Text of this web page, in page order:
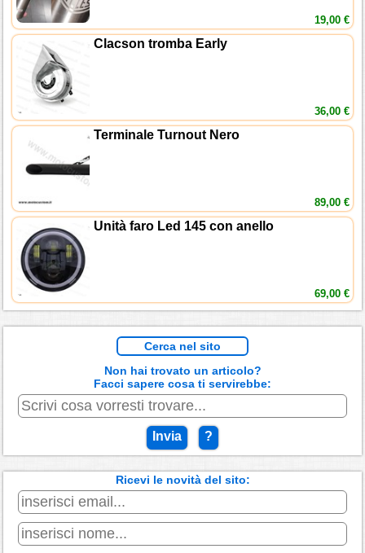
19,00 €
Clacson tromba Early
36,00 €
Terminale Turnout Nero
89,00 €
Unità faro Led 145 con anello
69,00 €
Cerca nel sito
Non hai trovato un articolo?
Facci sapere cosa ti servirebbe:
Invia ?
Ricevi le novità del sito: